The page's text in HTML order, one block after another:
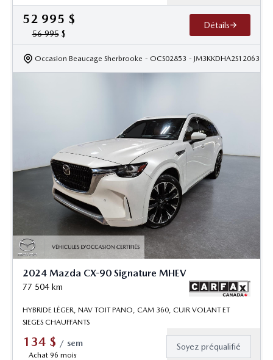
52 995 $
56 995$
Détails
Occasion Beaucage Sherbrooke - OCS02853 - JM3KKDHA2S1206366
2024 Mazda CX-90 Signature MHEV
77 504 km
HYBRIDE LÉGER, NAV TOIT PANO, CAM 360, CUIR VOLANT ET
SIEGES CHAUFFANTS
134 $ / sem
Achat 96 mois
Soyez préqualifié